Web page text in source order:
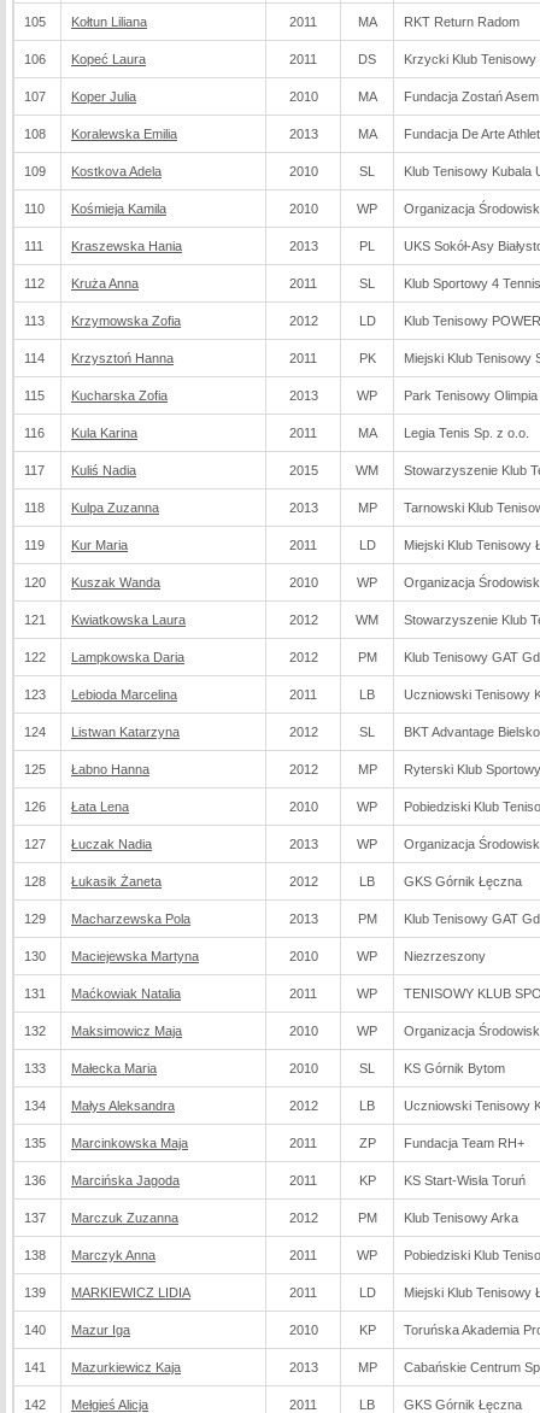
105 Kołtun Liliana 2011 MA RKT Return Radom
106 Kopeć Laura 2011 DS Krzycki Klub Tenisowy
107 Koper Julia 2010 MA Fundacja Zostań
108 Koralewska Emilia 2013 MA Fundacja De Arte
109 Kostkova Adela 2010 SL Klub Tenisowy Kubala
110 Kośmieja Kamila 2010 WP Organizacja
111 Kraszewska Hania 2013 PL UKS Sokół-Asy
112 Kruża Anna 2011 SL Klub Sportowy 4 Tennis
113 Krzymowska Zofia 2012 LD Klub Tenisowy
114 Krzysztoń Hanna 2011 PK Miejski Klub Tenisowy
115 Kucharska Zofia 2013 WP Park Tenisowy
116 Kula Karina 2011 MA Legia Tenis Sp. z o.o.
117 Kuliś Nadia 2015 WM Stowarzyszenie Klub
118 Kulpa Zuzanna 2013 MP Tarnowski Klub
119 Kur Maria 2011 LD Miejski Klub Tenisowy
120 Kuszak Wanda 2010 WP Organizacja
121 Kwiatkowska Laura 2012 WM Stowarzyszenie Klub
122 Lampkowska Daria 2012 PM Klub Tenisowy GAT
123 Lebioda Marcelina 2011 LB Uczniowski Tenisowy
124 Listwan Katarzyna 2012 SL BKT Advantage
125 Łabno Hanna 2012 MP Ryterski Klub Sportowy
126 Łata Lena 2010 WP Pobiedziski Klub
127 Łuczak Nadia 2013 WP Organizacja
128 Łukasik Żaneta 2012 LB GKS Górnik Łęczna
129 Macharzewska Pola 2013 PM Klub Tenisowy GAT
130 Maciejewska Martyna 2010 WP Niezrzeszony
131 Maćkowiak Natalia 2011 WP TENISOWY KLUB
132 Maksimowicz Maja 2010 WP Organizacja
133 Małecka Maria 2010 SL KS Górnik Bytom
134 Małys Aleksandra 2012 LB Uczniowski Tenisowy
135 Marcinkowska Maja 2011 ZP Fundacja Team RH+
136 Marcińska Jagoda 2011 KP KS Start-Wisła Toruń
137 Marczuk Zuzanna 2012 PM Klub Tenisowy Arka
138 Marczyk Anna 2011 WP Pobiedziski Klub
139 MARKIEWICZ LIDIA 2011 LD Miejski Klub Tenisowy
140 Mazur Iga 2010 KP Toruńska Akademia
141 Mazurkiewicz Kaja 2013 MP Cabańskie Centrum
142 Mełgieś Alicja 2011 LB GKS Górnik Łęczna